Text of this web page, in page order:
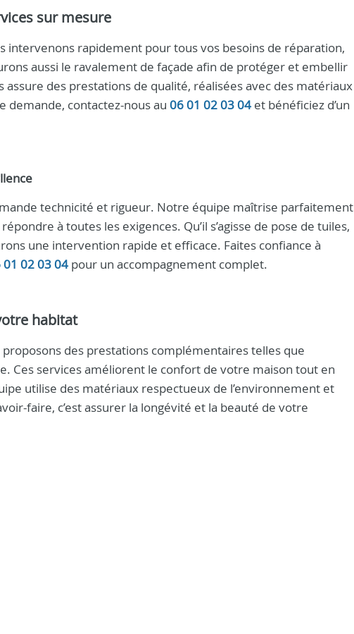
sur mesure
intervenons rapidement pour tous vos besoins de réparation,
aussi le ravalement de façade afin de protéger et embellir
des prestations de qualité, réalisées avec des matériaux
demande, contactez-nous au 06 01 02 03 04 et bénéficiez d’un
technicité et rigueur. Notre équipe maîtrise parfaitement
à toutes les exigences. Qu’il s’agisse de pose de tuiles,
une intervention rapide et efficace. Faites confiance à
01 02 03 04 pour un accompagnement complet.
habitat
des prestations complémentaires telles que
Ces services améliorent le confort de votre maison tout en
utilise des matériaux respectueux de l’environnement et
faire, c’est assurer la longévité et la beauté de votre